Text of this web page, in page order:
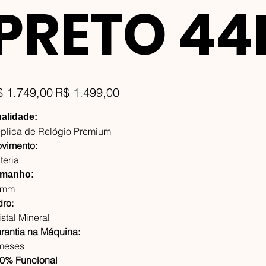
1.749,00 Preço
promocional
R$ 1.499,00
de Relógio Premium
Mineral
na Máquina:
Funcional